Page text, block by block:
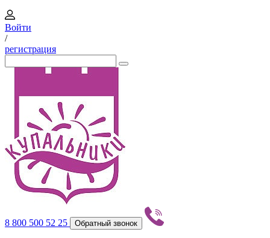
Войти
/
регистрация
8 800 500 52 25 Обратный звонок